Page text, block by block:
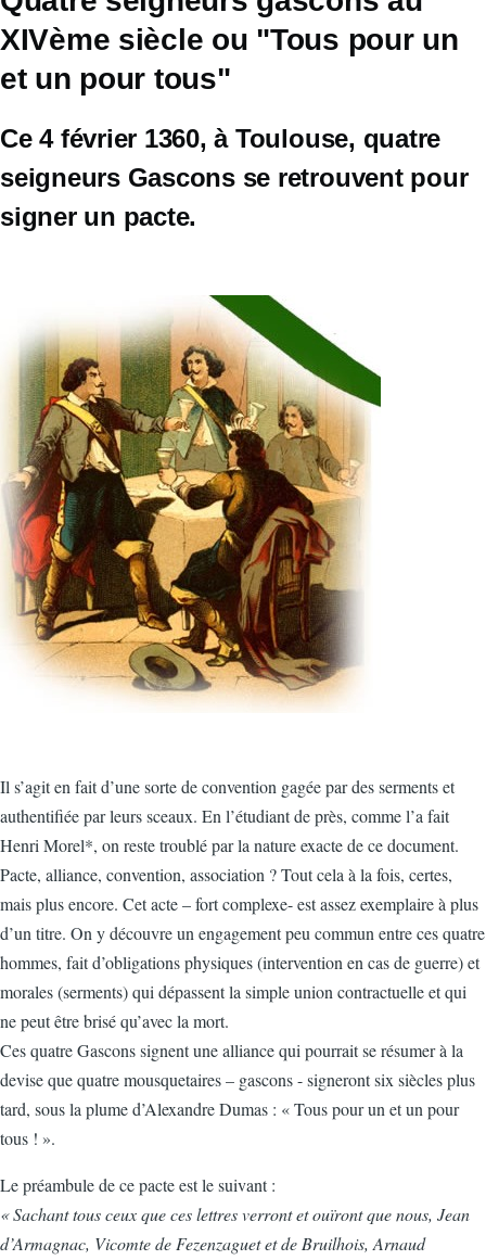
XIVème siècle ou "Tous pour un
et un pour tous"
Ce 4 février 1360, à Toulouse, quatre
seigneurs Gascons se retrouvent pour
signer un pacte.
Il s’agit en fait d’une sorte de convention gagée par des serments et
authentifiée par leurs sceaux. En l’étudiant de près, comme l’a fait
Henri Morel*, on reste troublé par la nature exacte de ce document.
Pacte, alliance, convention, association ? Tout cela à la fois, certes,
mais plus encore. Cet acte – fort complexe- est assez exemplaire à plus
d’un titre. On y découvre un engagement peu commun entre ces quatre
hommes, fait d’obligations physiques (intervention en cas de guerre) et
morales (serments) qui dépassent la simple union contractuelle et qui
ne peut être brisé qu’avec la mort.
Ces quatre Gascons signent une alliance qui pourrait se résumer à la
devise que quatre mousquetaires – gascons - signeront six siècles plus
tard, sous la plume d’Alexandre Dumas : « Tous pour un et un pour
tous ! ».
Le préambule de ce pacte est le suivant :
« Sachant tous ceux que ces lettres verront et ouïront que nous, Jean
d’Armagnac, Vicomte de Fezenzaguet et de Bruilhois, Arnaud